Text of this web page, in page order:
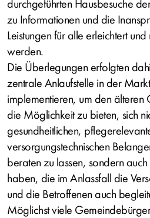
durchgeführten Hausbesuche
zu Informationen und die
Leistungen für alle erleichtert
werden.
Die Überlegungen erfolgten
zentrale Anlaufstelle in der
implementieren, um den älteren
die Möglichkeit zu bieten, sich
gesundheitlichen,
versorgungstechnischen
beraten zu lassen, sondern
haben, die im Anlassfall die
und die Betroffenen auch
Möglichst viele